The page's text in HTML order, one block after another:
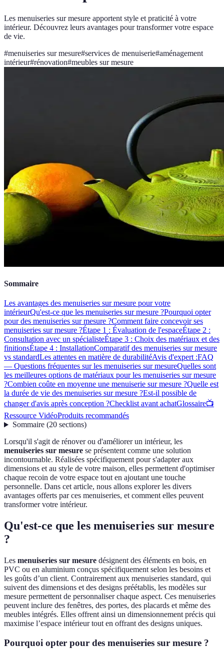
Les menuiseries sur mesure apportent style et praticité à votre
intérieur. Découvrez leurs avantages pour transformer votre espace
de vie.
#menuiseries sur mesure#services de menuiserie#aménagement
intérieur#rénovation#meubles sur mesure
Sommaire
Les avantages des menuiseries sur mesure pour votre
intérieurQu'est-ce que les menuiseries sur mesure ?Pourquoi opter
pour des menuiseries sur mesure ?Comment faire concevoir ses
menuiseries sur mesure ?Étape 1 : Évaluation de l'espaceÉtape 2 :
Consultation avec un spécialisteÉtape 3 : Choix des matériaux et des
finitionsÉtape 4 : InstallationComparatif des menuiseries sur mesure
vs standardLes attentes en matière de durabilitéAvis d'expert :FAQ
— Questions fréquentes sur les menuiseries sur mesureQuelles sont
les meilleures options de matériaux pour les menuiseries sur mesure
?Combien coûte en moyenne une menuiserie sur mesure ?Quelle est
la durée de vie des menuiseries sur mesure ?Est-il possible de
changer d'avis après conception ?Checklist avant achatGlossaire📺
Ressource VidéoProduits recommandés
Sommaire(20 sections)
Lorsqu'il s'agit de rénover ou d'améliorer un intérieur, les
menuiseries sur mesure se présentent comme une solution
incontournable. Réalisées spécifiquement pour s'adapter aux
dimensions et au style de votre maison, elles permettent d'optimiser
chaque recoin de votre espace tout en ajoutant une touche
personnelle. Dans cet article, nous allons explorer les divers
avantages offerts par ces menuiseries, et comment elles peuvent
transformer votre intérieur.
Qu'est-ce que les menuiseries sur mesure
?
Les menuiseries sur mesure désignent des éléments en bois, en
PVC ou en aluminium conçus spécifiquement selon les besoins et
les goûts d’un client. Contrairement aux menuiseries standard, qui
suivent des dimensions et des designs préétablis, les modèles sur
mesure permettent de personnaliser chaque aspect. Ces menuiseries
peuvent inclure des fenêtres, des portes, des placards et même des
meubles intégrés. Elles offrent ainsi un dimensionnement précis qui
maximise l’espace intérieur tout en offrant des designs uniques.
Pourquoi opter pour des menuiseries sur mesure ?